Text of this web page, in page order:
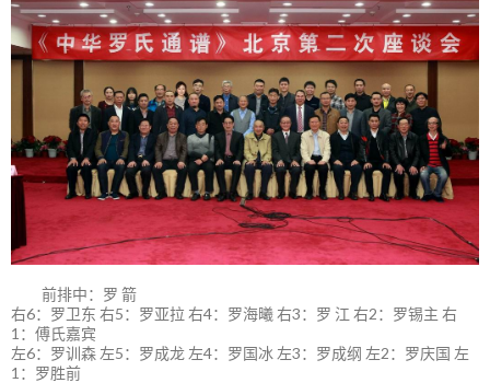
前排中：罗 箭
右6：罗卫东 右5：罗亚拉 右4：罗海曦 右3：罗 江 右2：罗锡主 右
1：傅氏嘉宾
左6：罗训森 左5：罗成龙 左4：罗国冰 左3：罗成纲 左2：罗庆国 左
1：罗胜前